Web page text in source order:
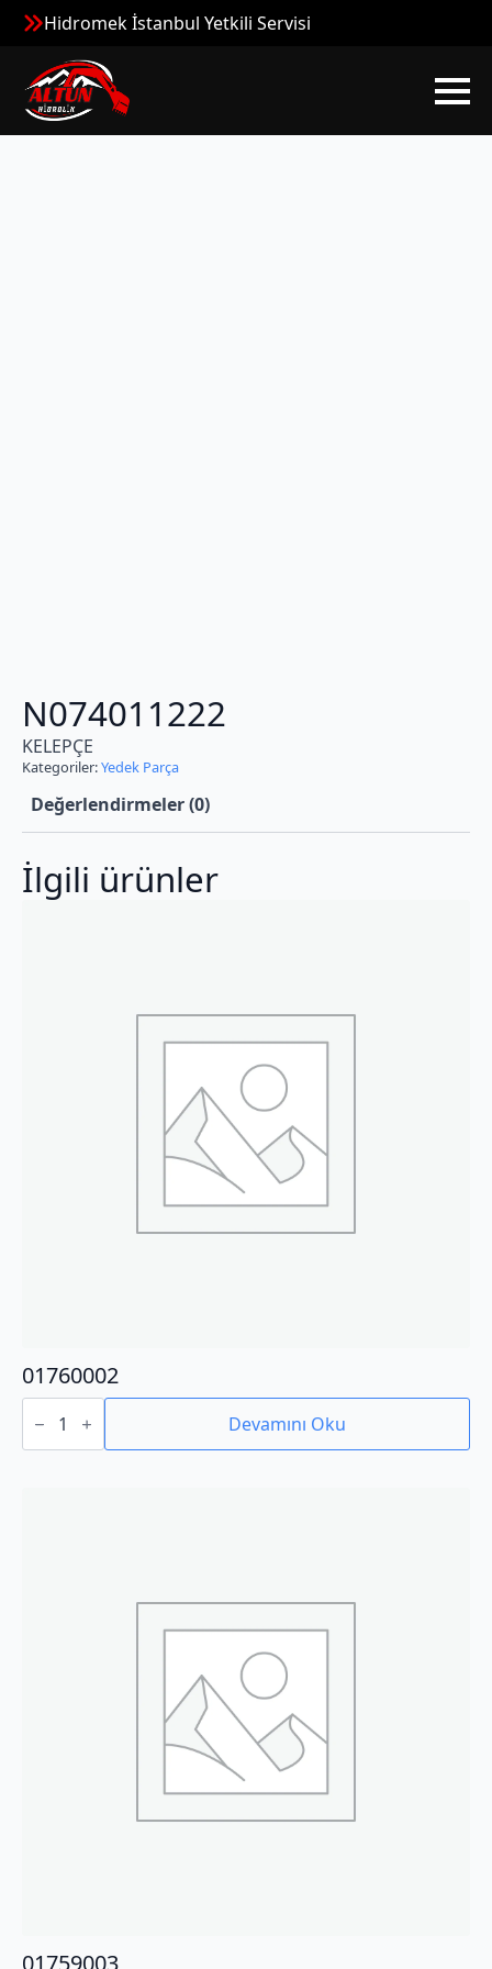
Hidromek İstanbul Yetkili Servisi
N074011222
KELEPÇE
Kategoriler:Yedek Parça
Değerlendirmeler (0)
İlgili ürünler
01760002
01760002
adet Devamını Oku
01759003